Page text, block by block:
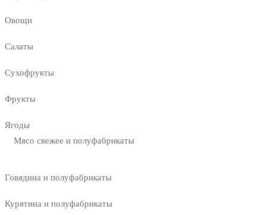
Овощи
Салаты
Сухофрукты
Фрукты
Ягоды
Мясо свежее и полуфабрикаты
Говядина и полуфабрикаты
Курятина и полуфабрикаты